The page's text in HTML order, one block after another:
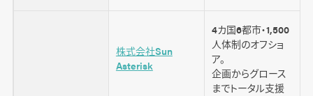
株式会社Sun
Asterisk
4カ国6都市・1,500
人体制のオフショ
ア。
企画からグロース
までトータル支援